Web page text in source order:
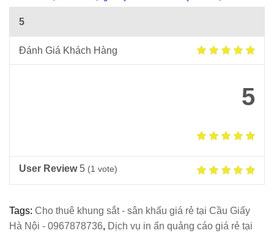
5
Đánh Giá Khách Hàng
5
User Review 5 (1 vote)
Tags: Cho thuê khung sắt - sân khấu giá rẻ tại Cầu Giấy
Hà Nội - 0967878736, Dịch vụ in ấn quảng cáo giá rẻ tại